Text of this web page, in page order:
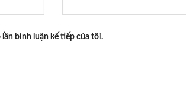
bình luận kế tiếp của tôi.